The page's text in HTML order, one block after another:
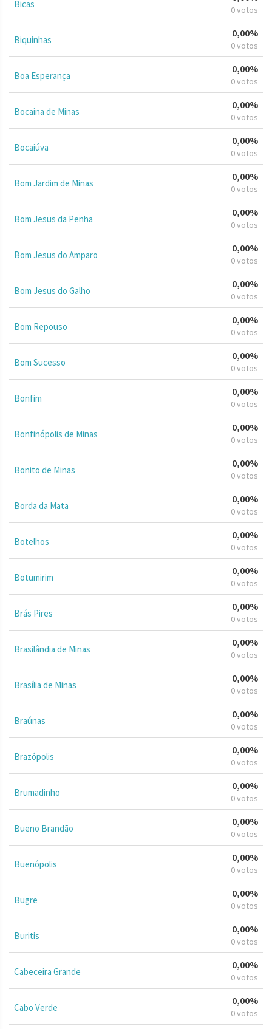
Bicas 0 votos
Biquinhas
0,00%
0 votos
Boa Esperança
0,00%
0 votos
Bocaina de Minas
0,00%
0 votos
Bocaiúva
0,00%
0 votos
Bom Jardim de Minas
0,00%
0 votos
Bom Jesus da Penha
0,00%
0 votos
Bom Jesus do Amparo
0,00%
0 votos
Bom Jesus do Galho
0,00%
0 votos
Bom Repouso
0,00%
0 votos
Bom Sucesso
0,00%
0 votos
Bonfim
0,00%
0 votos
Bonfinópolis de Minas
0,00%
0 votos
Bonito de Minas
0,00%
0 votos
Borda da Mata
0,00%
0 votos
Botelhos
0,00%
0 votos
Botumirim
0,00%
0 votos
Brás Pires
0,00%
0 votos
Brasilândia de Minas
0,00%
0 votos
Brasília de Minas
0,00%
0 votos
Braúnas
0,00%
0 votos
Brazópolis
0,00%
0 votos
Brumadinho
0,00%
0 votos
Bueno Brandão
0,00%
0 votos
Buenópolis
0,00%
0 votos
Bugre
0,00%
0 votos
Buritis
0,00%
0 votos
Cabeceira Grande
0,00%
0 votos
Cabo Verde
0,00%
0 votos